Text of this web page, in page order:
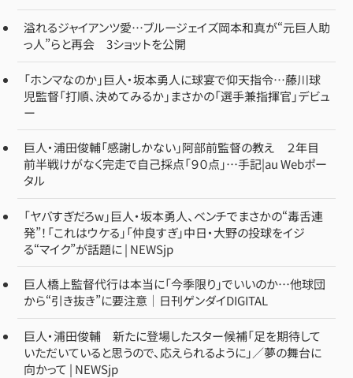
溢れるジャイアンツ愛…ブルージェイズ岡本和真が“元巨人助
っ人”らと再会 3ショットを公開
「ホンマなのか」巨人・坂本勇人に球宴で仰天指令…藤川球
児監督「打順、決めてみるか」まさかの「選手兼指揮官」デビュ
ー
巨人・浦田俊輔「感謝しかない」阿部前監督の教え ２年目
前半戦けがなく完走で自己採点「９０点」…手記|au Webポー
タル
「ヤバすぎだろw」巨人・坂本勇人、ベンチでまさかの“毒舌連
発”！「これはウケる」「仲良すぎ」中日・大野の投球をイジ
る“マイク”が話題に | NEWSjp
巨人橋上監督代行は本当に「今季限り」でいいのか…他球団
から“引き抜き”に要注意｜日刊ゲンダイDIGITAL
巨人・浦田俊輔 新たに登場したスター候補「足を期待して
いただいていると思うので、応えられるように」／夢の舞台に
向かって | NEWSjp